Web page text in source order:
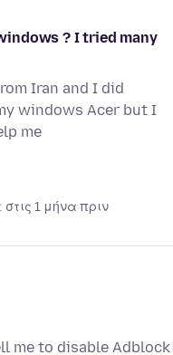
? I tried many
Iran and I did
windows Acer but I
me
στις 1 μήνα πριν
me to disable Adblock